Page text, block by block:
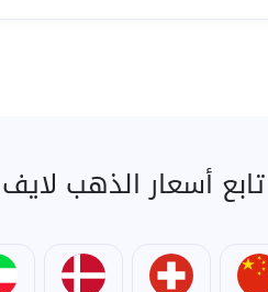
تابع أسعار الذهب